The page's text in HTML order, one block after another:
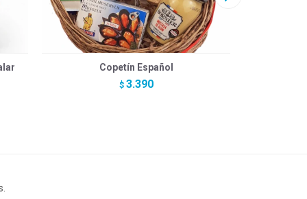
Copetín Español
$ 3.390